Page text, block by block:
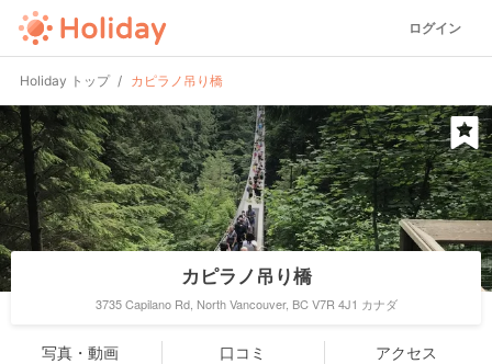
ログイン
Holiday トップ カピラノ吊り橋
カピラノ吊り橋
3735 Capilano Rd, North Vancouver, BC V7R 4J1 カナダ
写真・動画 口コミ アクセス